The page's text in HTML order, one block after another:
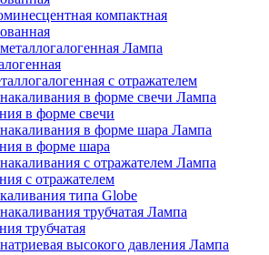
компактная
Лампа
с отражателем
Лампа
в форме свечи
Лампа
в форме шара
Лампа
с отражателем
типа Globe
Лампа
трубчатая
Лампа